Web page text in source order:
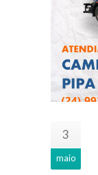
3
maio